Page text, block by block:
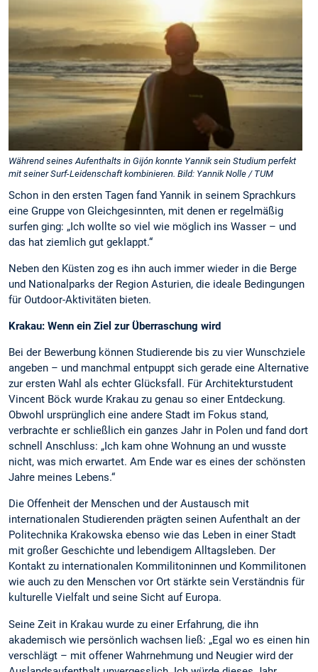
Während seines Aufenthalts in Gijón konnte Yannik sein Studium perfekt
mit seiner Surf-Leidenschaft kombinieren. Bild: Yannik Nolle / TUM
Schon in den ersten Tagen fand Yannik in seinem Sprachkurs
eine Gruppe von Gleichgesinnten, mit denen er regelmäßig
surfen ging: „Ich wollte so viel wie möglich ins Wasser – und
das hat ziemlich gut geklappt.“
Neben den Küsten zog es ihn auch immer wieder in die Berge
und Nationalparks der Region Asturien, die ideale Bedingungen
für Outdoor-Aktivitäten bieten.
Krakau: Wenn ein Ziel zur Überraschung wird
Bei der Bewerbung können Studierende bis zu vier Wunschziele
angeben – und manchmal entpuppt sich gerade eine Alternative
zur ersten Wahl als echter Glücksfall. Für Architekturstudent
Vincent Böck wurde Krakau zu genau so einer Entdeckung.
Obwohl ursprünglich eine andere Stadt im Fokus stand,
verbrachte er schließlich ein ganzes Jahr in Polen und fand dort
schnell Anschluss: „Ich kam ohne Wohnung an und wusste
nicht, was mich erwartet. Am Ende war es eines der schönsten
Jahre meines Lebens.“
Die Offenheit der Menschen und der Austausch mit
internationalen Studierenden prägten seinen Aufenthalt an der
Politechnika Krakowska ebenso wie das Leben in einer Stadt
mit großer Geschichte und lebendigem Alltagsleben. Der
Kontakt zu internationalen Kommilitoninnen und Kommilitonen
wie auch zu den Menschen vor Ort stärkte sein Verständnis für
kulturelle Vielfalt und seine Sicht auf Europa.
Seine Zeit in Krakau wurde zu einer Erfahrung, die ihn
akademisch wie persönlich wachsen ließ: „Egal wo es einen hin
verschlägt – mit offener Wahrnehmung und Neugier wird der